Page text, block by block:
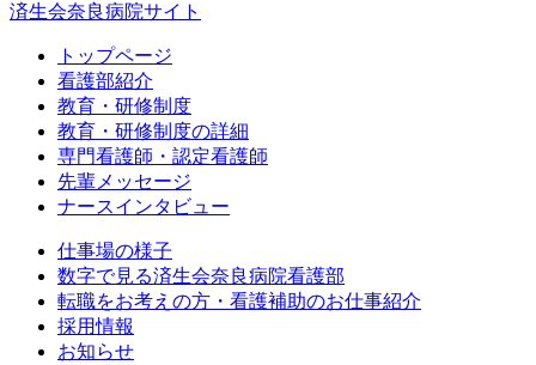
済生会奈良病院サイト
トップページ
看護部紹介
教育・研修制度
教育・研修制度の詳細
専門看護師・認定看護師
先輩メッセージ
ナースインタビュー
仕事場の様子
数字で見る済生会奈良病院看護部
転職をお考えの方・看護補助のお仕事紹介
採用情報
お知らせ